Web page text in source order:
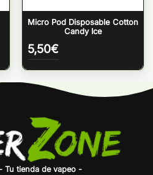
Micro Pod Disposable Cotton
Candy Ice
5,50€
Tu tienda de vapeo -